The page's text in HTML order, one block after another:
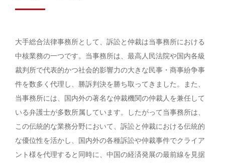
大手総合法律事務所として、訴訟と仲裁は当事務所における
中核業務の一つです。当事務所は、最高人民法院や国内各級
裁判所で代表的かつ社会的影響力の大きな民事・商事紛争事
件を数多く代理し、勝訴判決を勝ち取ってきました。また、
当事務所には、国内外の著名な仲裁機関の仲裁人を兼任して
いる弁護士が多数所属しています。したがって当事務所は、
この伝統的な業務分野において、訴訟と仲裁における伝統的
な優位性を活かし、国内外の各種訴訟や仲裁事件でクライア
ント様を代理すると同時に、中国の経済発展の最前線を見据